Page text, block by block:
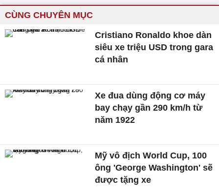
CÙNG CHUYÊN MỤC
Cristiano Ronaldo khoe dàn
siêu xe triệu USD trong gara
cá nhân
Xe đua dùng động cơ máy
bay chạy gần 290 km/h từ
năm 1922
Mỹ vô địch World Cup, 100
ông 'George Washington' sẽ
được tặng xe